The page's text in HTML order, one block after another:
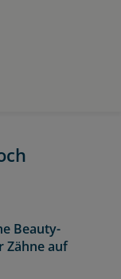
Beauty-
Zähne auf